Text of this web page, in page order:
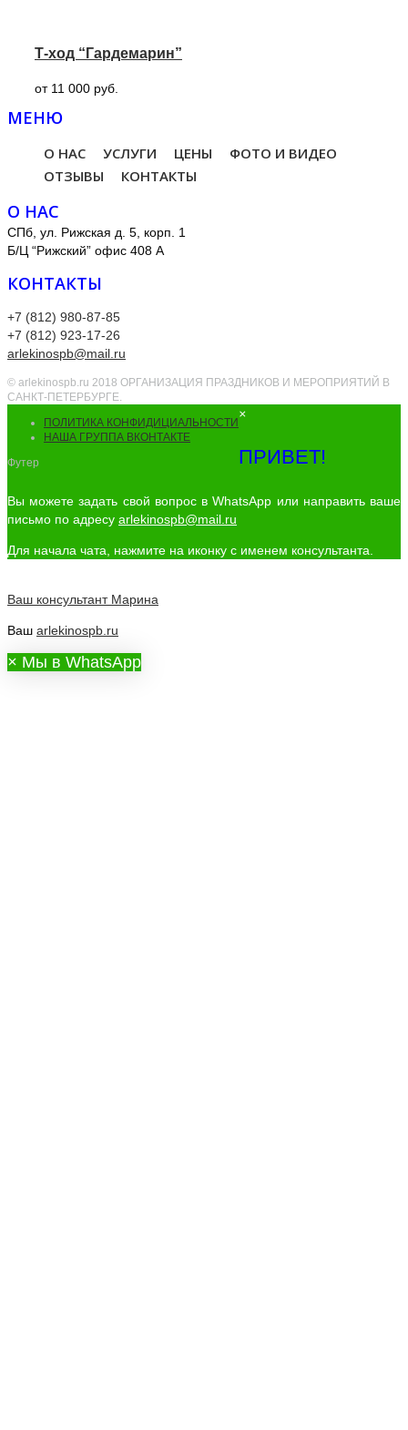
Т-ход “Гардемарин”
от 11 000 руб.
МЕНЮ
О НАС УСЛУГИ ЦЕНЫ
ФОТО И ВИДЕО
ОТЗЫВЫ
КОНТАКТЫ
О НАС
СПб, ул. Рижская д. 5, корп. 1
Б/Ц “Рижский” офис 408 А
КОНТАКТЫ
+7 (812) 980-87-85
+7 (812) 923-17-26
arlekinospb@mail.ru
© arlekinospb.ru 2018 ОРГАНИЗАЦИЯ ПРАЗДНИКОВ И МЕРОПРИЯТИЙ В
САНКТ-ПЕТЕРБУРГЕ.
ПОЛИТИКА КОНФИДИЦИАЛЬНОСТИ
НАША ГРУППА ВКОНТАКТЕ
Футер
×
ПРИВЕТ!
Вы можете задать свой вопрос в WhatsApp или направить ваше
письмо по адресу arlekinospb@mail.ru
Для начала чата, нажмите на иконку с именем консультанта.
Ваш консультант Марина
Ваш arlekinospb.ru
× Мы в WhatsApp